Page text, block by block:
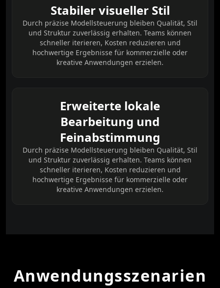
Stabiler visueller Stil
Durch präzise Modellsteuerung bleiben Qualität, Stil
und Struktur zuverlässig erhalten. Teams können
schneller iterieren, Kosten reduzieren und
hochwertige Ergebnisse für kommerzielle oder
kreative Anwendungen erzielen.
Erweiterte lokale
Bearbeitung und
Feinabstimmung
Durch präzise Modellsteuerung bleiben Qualität, Stil
und Struktur zuverlässig erhalten. Teams können
schneller iterieren, Kosten reduzieren und
hochwertige Ergebnisse für kommerzielle oder
kreative Anwendungen erzielen.
Anwendungsszenarien